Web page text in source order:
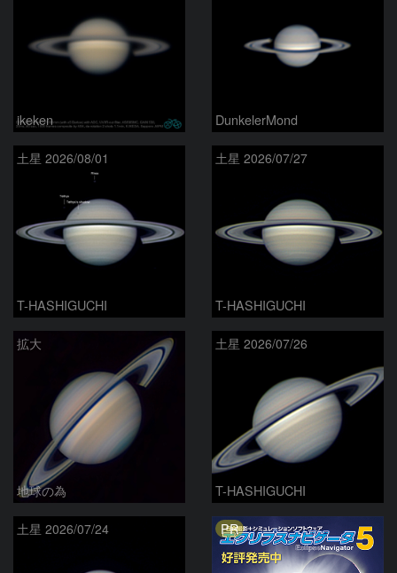
ikeken DunkelerMond
土星 2026/08/01
T-HASHIGUCHI
土星 2026/07/27
T-HASHIGUCHI
拡大
地球の為
土星 2026/07/26
T-HASHIGUCHI
土星 2026/07/24 PR